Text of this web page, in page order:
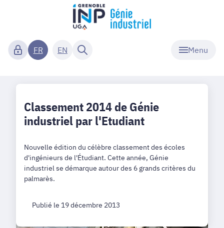
Menu
FR EN
Classement 2014 de Génie
industriel par l'Etudiant
Nouvelle édition du célèbre classement des écoles
d'ingénieurs de l'Étudiant. Cette année, Génie
industriel se démarque autour des 6 grands critères du
palmarès.
Publié le 19 décembre 2013